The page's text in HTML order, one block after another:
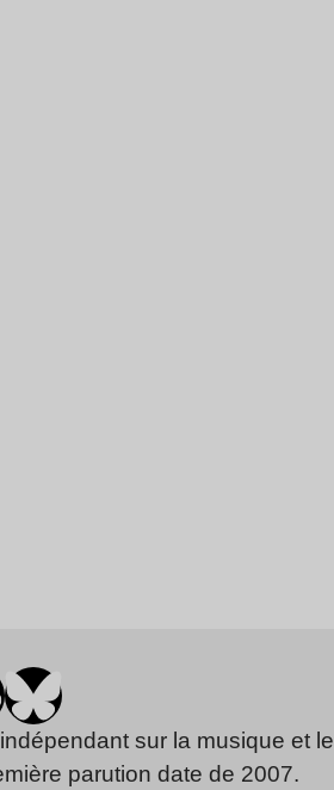
sur la musique et
parution date de 2007.